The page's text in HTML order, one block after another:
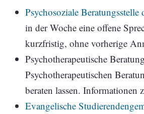
Psychosoziale
in der Woche eine offene
kurzfristig, ohne vorherige
Psychotherapeutische
Psychotherapeutischen
beraten lassen. Informationen
Evangelische